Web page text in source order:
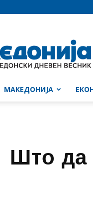
Македонија
МАКЕДОНИЈА
Што да